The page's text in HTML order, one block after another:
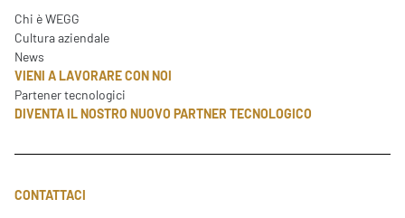
Chi è WEGG
Cultura aziendale
News
VIENI A LAVORARE CON NOI
Partener tecnologici
DIVENTA IL NOSTRO NUOVO PARTNER TECNOLOGICO
CONTATTACI